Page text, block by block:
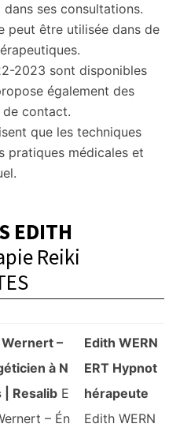
ses consultations.
peut être utilisée dans de
2023 sont disponibles
également des
contact.
que les techniques
pratiques médicales et
EDITH
Reiki
–
à N
| Resalib E
– Én
Edith WERN
ERT Hypnot
hérapeute
Edith WERN